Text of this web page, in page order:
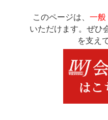
このページは、 一般
いただけます。ぜひ
を支え